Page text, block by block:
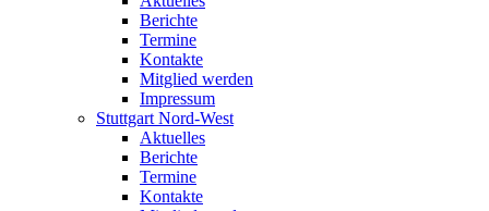
Berichte
Termine
Kontakte
Mitglied werden
Impressum
Stuttgart Nord-West
Aktuelles
Berichte
Termine
Kontakte